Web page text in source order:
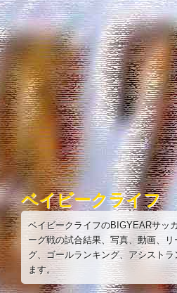
コ
ン
テ
ン
ツ
へ
ス
キ
ッ
プ
ベイビークライフ
ベイビークライフのBIGYEARサッ
ーグ戦の試合結果、写真、動画、
グ、ゴールランキング、アシスト
ます。